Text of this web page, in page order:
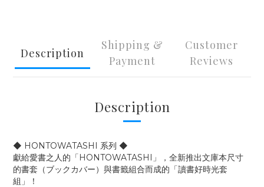
Description
Shipping &
Payment
Customer
Reviews
Description
◆ HONTOWATASHI 系列 ◆
獻給愛書之人的「HONTOWATASHI」，全新推出文庫本尺寸
的書套（ブックカバー） 與書籤組合而成的「讀書好時光套
組」！